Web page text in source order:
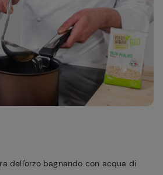
dell'orzo bagnando con acqua di